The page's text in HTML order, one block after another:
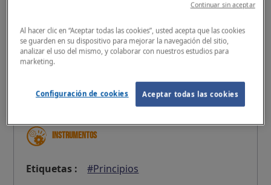
Principios básicos para el tratamiento de los
reclusos
Categorías :
Instrumentos
Etiquetas :
#Principios
Al hacer clic en “Aceptar todas las cookies”, usted acepta que las cookies
se guarden en su dispositivo para mejorar la navegación del sitio,
analizar el uso del mismo, y colaborar con nuestros estudios para
marketing.
Aceptar todas las cookies
Configuración de cookies
Continuar sin aceptar